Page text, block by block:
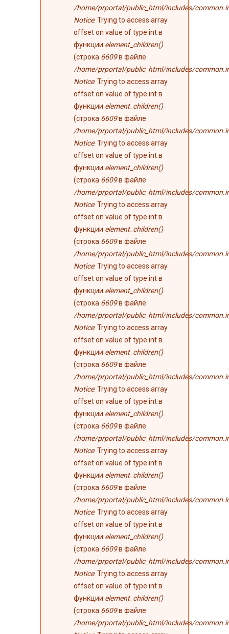
/home/prportal/public_html/includes/
Notice: Trying to access array
offset on value of type int в
функции element_children()
(строка 6609в файле
/home/prportal/public_html/includes/
Notice: Trying to access array
offset on value of type int в
функции element_children()
(строка 6609в файле
/home/prportal/public_html/includes/
Notice: Trying to access array
offset on value of type int в
функции element_children()
(строка 6609в файле
/home/prportal/public_html/includes/
Notice: Trying to access array
offset on value of type int в
функции element_children()
(строка 6609в файле
/home/prportal/public_html/includes/
Notice: Trying to access array
offset on value of type int в
функции element_children()
(строка 6609в файле
/home/prportal/public_html/includes/
Notice: Trying to access array
offset on value of type int в
функции element_children()
(строка 6609в файле
/home/prportal/public_html/includes/
Notice: Trying to access array
offset on value of type int в
функции element_children()
(строка 6609в файле
/home/prportal/public_html/includes/
Notice: Trying to access array
offset on value of type int в
функции element_children()
(строка 6609в файле
/home/prportal/public_html/includes/
Notice: Trying to access array
offset on value of type int в
функции element_children()
(строка 6609в файле
/home/prportal/public_html/includes/
Notice: Trying to access array
offset on value of type int в
функции element_children()
(строка 6609в файле
/home/prportal/public_html/includes/